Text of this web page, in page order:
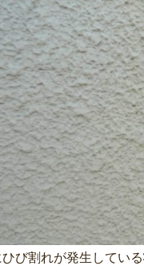
び割れが発生してい